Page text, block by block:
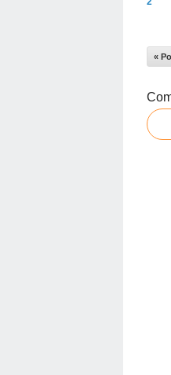
«